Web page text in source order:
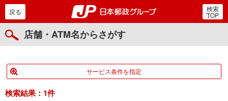
郵便局・日本郵政グルー
戻る 検索
TOP
店舗・ATM名からさがす
サービス条件を指定
検索結果： 1件